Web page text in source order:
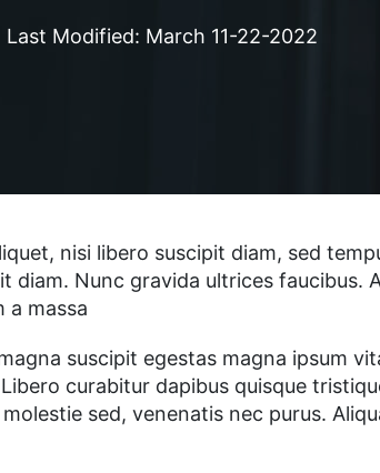
Last Modified: March 11-22-2022
nisi libero suscipit diam, sed
Nunc gravida ultrices faucibus.
a massa
suscipit egestas magna ipsum
curabitur dapibus quisque
sed, venenatis nec purus.